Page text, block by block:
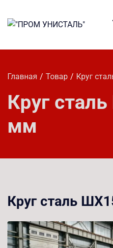
Главная Товар Круг
Круг
мм
Круг сталь